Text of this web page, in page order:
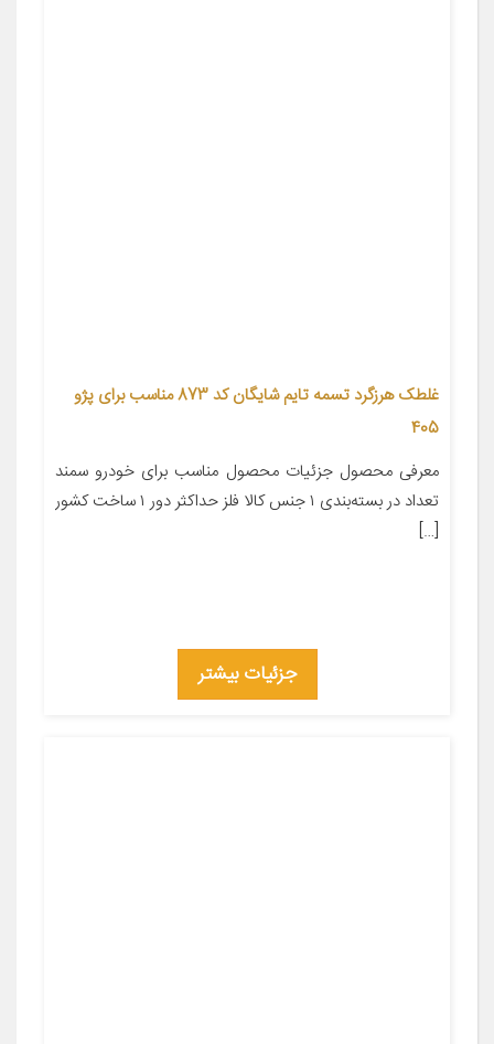
غلطک هرزگرد تسمه تایم شایگان کد 873 مناسب برای پژو
405
معرفی محصول جزئیات محصول مناسب برای خودرو سمند
تعداد در بسته‌بندی ۱ جنس کالا فلز حداکثر دور ۱ ساخت کشور
[…]
جزئیات بیشتر